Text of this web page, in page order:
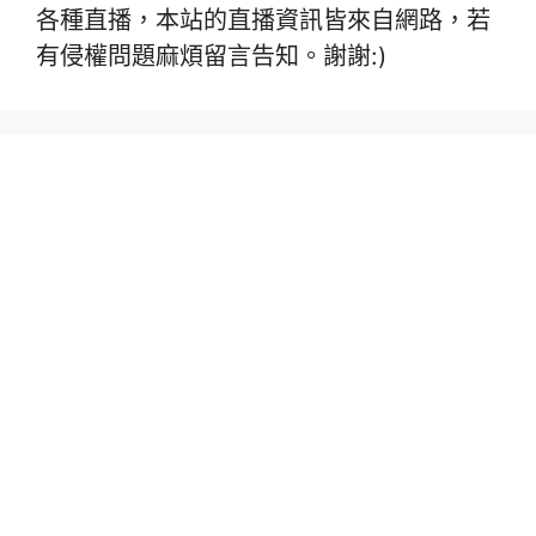
各種直播，本站的直播資訊皆來自網路，若
有侵權問題麻煩留言告知。謝謝:)